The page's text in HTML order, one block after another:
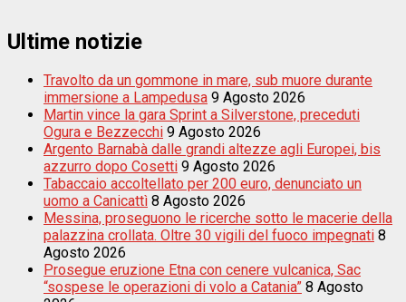
Ultime notizie
Travolto da un gommone in mare, sub muore durante
immersione a Lampedusa 9 Agosto 2026
Martin vince la gara Sprint a Silverstone, preceduti
Ogura e Bezzecchi 9 Agosto 2026
Argento Barnabà dalle grandi altezze agli Europei, bis
azzurro dopo Cosetti 9 Agosto 2026
Tabaccaio accoltellato per 200 euro, denunciato un
uomo a Canicattì 8 Agosto 2026
Messina, proseguono le ricerche sotto le macerie della
palazzina crollata. Oltre 30 vigili del fuoco impegnati 8
Agosto 2026
Prosegue eruzione Etna con cenere vulcanica, Sac
“sospese le operazioni di volo a Catania” 8 Agosto